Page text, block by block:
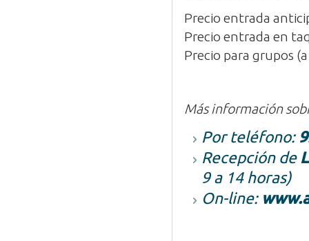
Precio entrada
Precio entrada en
Precio para grupos
Más información
Por teléfono:
Recepción de
9 a 14 horas)
On-line: